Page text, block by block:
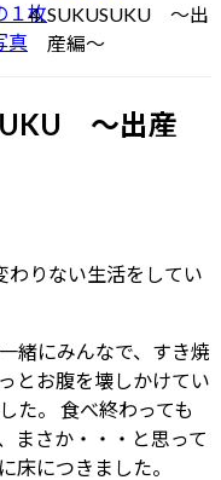
１枚
真
SUKUSUKU 〜出
産編〜
〜出産
わりない生活をしてい
緒にみんなで、すき焼
とお腹を壊しかけてい
た。 食べ終わっても
まさか・・・と思って
床につきました。